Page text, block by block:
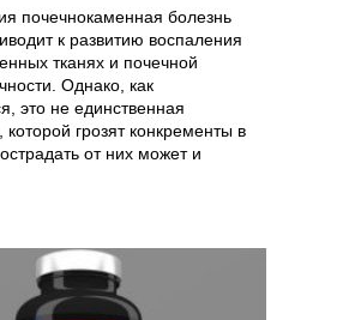
почечнокаменная болезнь
к развитию воспаления
тканях и почечной
Однако, как
это не единственная
которой грозят конкременты в
от них может и